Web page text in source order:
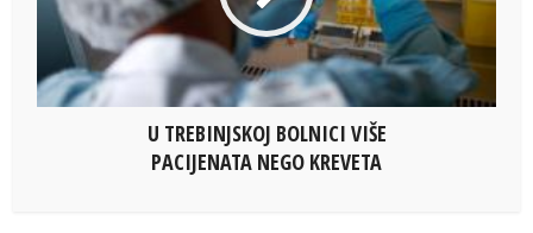
U TREBINJSKOJ BOLNICI VIŠE
PACIJENATA NEGO KREVETA